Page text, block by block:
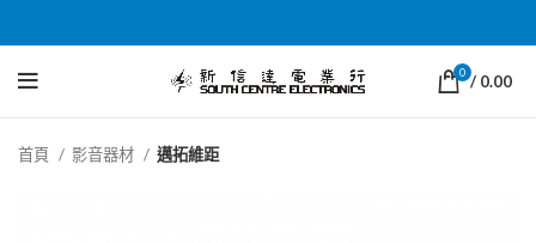
0 / 0.00
首頁 影音器材 邁拓維距